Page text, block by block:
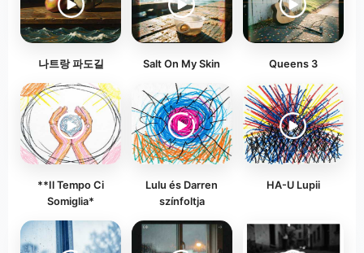
나트랑 파도길 Salt On My Skin Queens 3
**Il Tempo Ci
Somiglia*
Lulu és Darren
színfoltja
HA-U Lupii